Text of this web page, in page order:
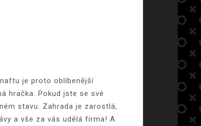
je proto oblíbenější
hračka.
Pokud jste se své
stavu. Zahrada je zarostlá,
a vše za vás udělá firma! A